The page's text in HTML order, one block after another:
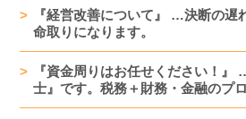
『経営改善について』 …決断の遅
命取りになります。
『資金周りはお任せください！』
士』です。税務＋財務・金融のプロ